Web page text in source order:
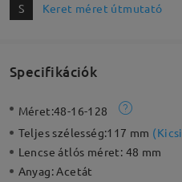
S Keret méret útmutató
Specifikációk
Méret:48-16-128
Teljes szélesség:117 mm (Kicsi
Lencse átlós méret: 48 mm
Anyag:Acetát